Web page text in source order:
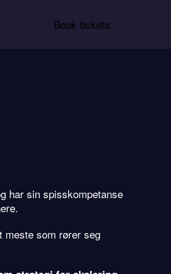
Book tickets
har sin spisskompetanse
meste som rører seg